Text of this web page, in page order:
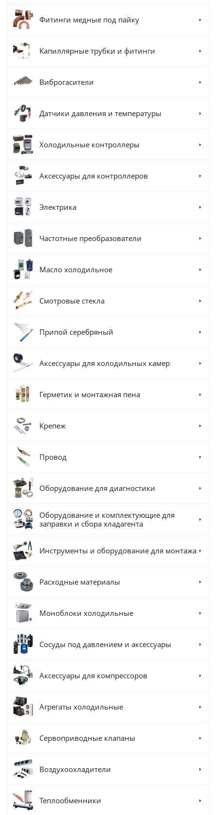
Фитинги медные под пайку
Капиллярные трубки и фитинги
Виброгасители
Датчики давления и температуры
Холодильные контроллеры
Аксессуары для контроллеров
Электрика
Частотные преобразователи
Масло холодильное
Смотровые стекла
Припой серебряный
Аксессуары для холодильных камер
Герметик и монтажная пена
Крепеж
Провод
Оборудование для диагностики
Оборудование и комплектующие для
заправки и сбора хладагента
Инструменты и оборудование для монтажа
Расходные материалы
Моноблоки холодильные
Сосуды под давлением и аксессуары
Аксессуары для компрессоров
Агрегаты холодильные
Сервоприводные клапаны
Воздухоохладители
Теплообменники